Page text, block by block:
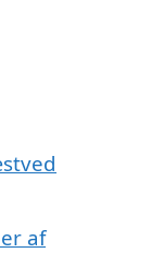
af